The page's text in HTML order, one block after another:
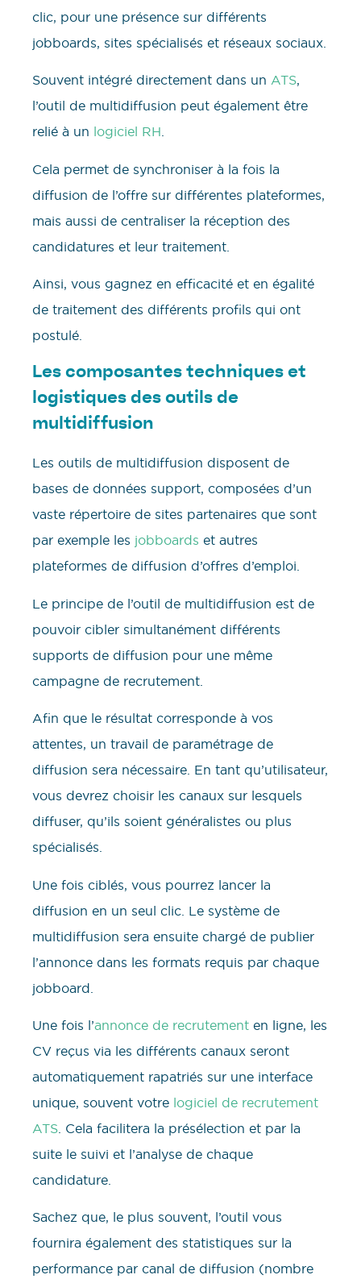
clic, pour une présence sur différents
jobboards, sites spécialisés et réseaux sociaux.
Souvent intégré directement dans un ATS,
l’outil de multidiffusion peut également être
relié à un logiciel RH.
Cela permet de synchroniser à la fois la
diffusion de l’offre sur différentes plateformes,
mais aussi de centraliser la réception des
candidatures et leur traitement.
Ainsi, vous gagnez en efficacité et en égalité
de traitement des différents profils qui ont
postulé.
Les composantes techniques et
logistiques des outils de
multidiffusion
Les outils de multidiffusion disposent de
bases de données support, composées d’un
vaste répertoire de sites partenaires que sont
par exemple les jobboards et autres
plateformes de diffusion d’offres d’emploi.
Le principe de l’outil de multidiffusion est de
pouvoir cibler simultanément différents
supports de diffusion pour une même
campagne de recrutement.
Afin que le résultat corresponde à vos
attentes, un travail de paramétrage de
diffusion sera nécessaire. En tant qu’utilisateur,
vous devrez choisir les canaux sur lesquels
diffuser, qu’ils soient généralistes ou plus
spécialisés.
Une fois ciblés, vous pourrez lancer la
diffusion en un seul clic. Le système de
multidiffusion sera ensuite chargé de publier
l’annonce dans les formats requis par chaque
jobboard.
Une fois l’annonce de recrutement en ligne, les
CV reçus via les différents canaux seront
automatiquement rapatriés sur une interface
unique, souvent votre logiciel de recrutement
ATS. Cela facilitera la présélection et par la
suite le suivi et l’analyse de chaque
candidature.
Sachez que, le plus souvent, l’outil vous
fournira également des statistiques sur la
performance par canal de diffusion (nombre